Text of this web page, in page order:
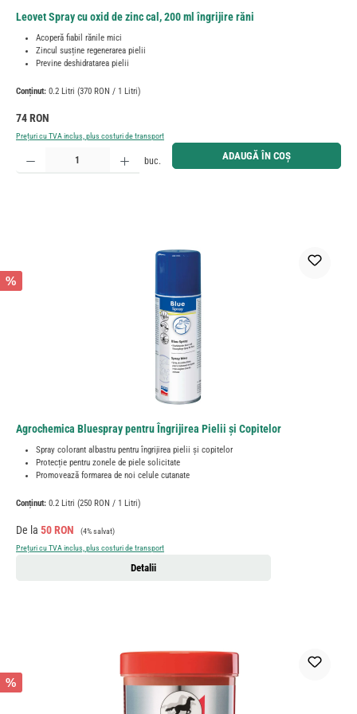
Leovet Spray cu oxid de zinc cal, 200 ml îngrijire răni
Acoperă fiabil rănile mici
Zincul susține regenerarea pielii
Previne deshidratarea pielii
Conținut: 0.2 Litri (370 RON / 1 Litri)
Preț obișnuit:
74 RON
Prețuri cu TVA inclus, plus costuri de transport
Cantitate produs: Introduceți cantitatea dorită sau utilizați butoanele pentru a mări sau micșora
buc. ADAUGĂ ÎN COȘ
%
Agrochemica Bluespray pentru Îngrijirea Pielii și Copitelor
Spray colorant albastru pentru îngrijirea pielii și copitelor
Protecție pentru zonele de piele solicitate
Promovează formarea de noi celule cutanate
Conținut: 0.2 Litri (250 RON / 1 Litri)
Preț de vânzare:
De la 50 RON Preț obișnuit:
(4% salvat)
Prețuri cu TVA inclus, plus costuri de transport
Detalii
%